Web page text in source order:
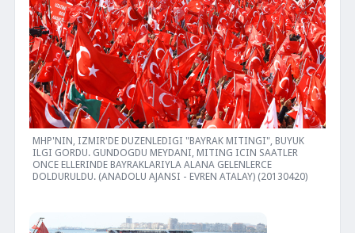
MHP'NIN, IZMIR'DE DUZENLEDIGI "BAYRAK MITINGI", BUYUK
ILGI GORDU. GUNDOGDU MEYDANI, MITING ICIN SAATLER
ONCE ELLERINDE BAYRAKLARIYLA ALANA GELENLERCE
DOLDURULDU. (ANADOLU AJANSI - EVREN ATALAY) (20130420)